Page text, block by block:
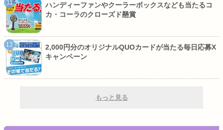
ハンディーファンやクーラーボックスなども当たるコ
カ・コーラのクローズド懸賞
2,000円分のオリジナルQUOカードが当たる毎日応募X
キャンペーン
もっと見る